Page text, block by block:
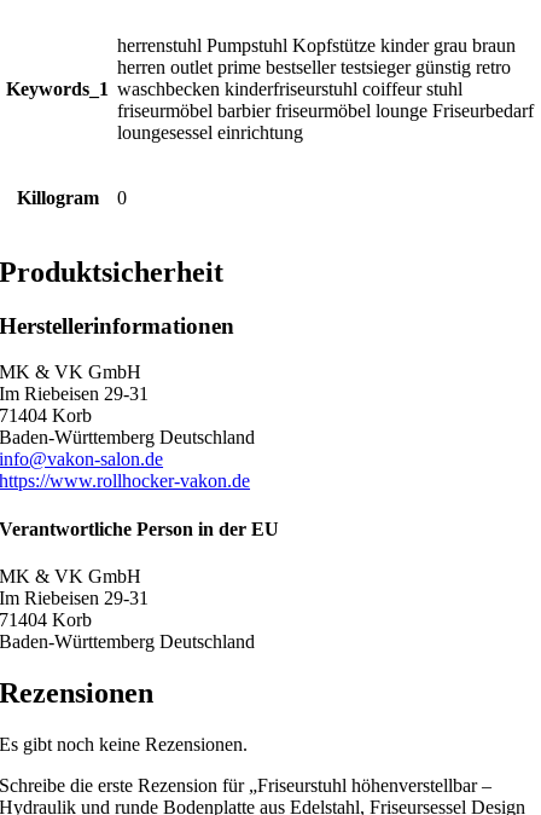
Keywords_1
herrenstuhl Pumpstuhl Kopfstütze kinder grau braun
herren outlet prime bestseller testsieger günstig retro
waschbecken kinderfriseurstuhl coiffeur stuhl
friseurmöbel barbier friseurmöbel lounge Friseurbedarf
loungesessel einrichtung
Killogram 0
Produktsicherheit
Herstellerinformationen
MK & VK GmbH
Im Riebeisen 29-31
71404 Korb
Baden-Württemberg Deutschland
info@vakon-salon.de
https://www.rollhocker-vakon.de
Verantwortliche Person in der EU
MK & VK GmbH
Im Riebeisen 29-31
71404 Korb
Baden-Württemberg Deutschland
Rezensionen
Es gibt noch keine Rezensionen.
Schreibe die erste Rezension für „Friseurstuhl höhenverstellbar –
Hydraulik und runde Bodenplatte aus Edelstahl, Friseursessel Design